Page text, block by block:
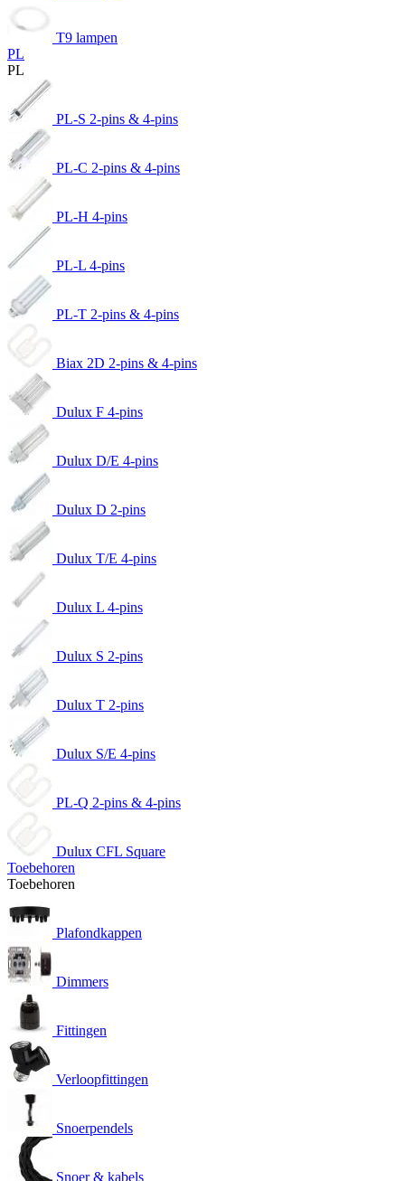
T9 lampen
PL
PL
PL-S 2-pins & 4-pins
PL-C 2-pins & 4-pins
PL-H 4-pins
PL-L 4-pins
PL-T 2-pins & 4-pins
Biax 2D 2-pins & 4-pins
Dulux F 4-pins
Dulux D/E 4-pins
Dulux D 2-pins
Dulux T/E 4-pins
Dulux L 4-pins
Dulux S 2-pins
Dulux T 2-pins
Dulux S/E 4-pins
PL-Q 2-pins & 4-pins
Dulux CFL Square
Toebehoren
Toebehoren
Plafondkappen
Dimmers
Fittingen
Verloopfittingen
Snoerpendels
Snoer & kabels